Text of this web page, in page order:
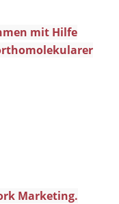
mit Hilfe
Marketing.